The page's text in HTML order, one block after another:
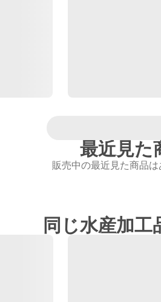
最近見た
販売中の最近見た商品は
同じ水産加工